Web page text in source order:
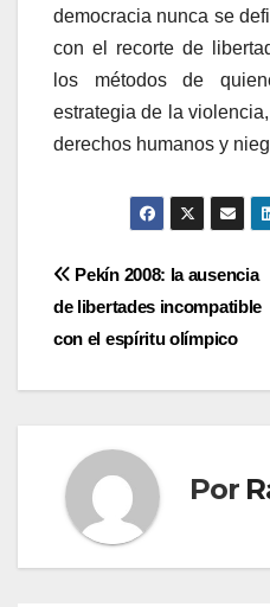
democracia nunca se
con el recorte de
los métodos de
estrategia de la
derechos humanos y
Navegación
de
entradas
Pekí­n 2008: la ausencia
de libertades incompatible
con el espí­ritu olí­mpico
Por